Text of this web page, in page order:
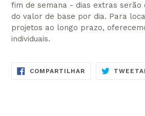
fim de semana - dias extras serão
do valor de base por dia. Para
projetos ao longo prazo,
individuais.
COMPARTILHARCOMPARTILHE